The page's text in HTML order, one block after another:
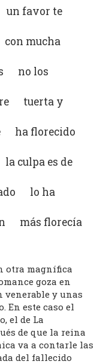
un favor te
mucha
no los
tuerta y
ha florecido
culpa es de
lo ha
más florecía
otra magnífica
goza en
y unas
En este caso el
el de La
de que la reina
va a contarle las
del fallecido